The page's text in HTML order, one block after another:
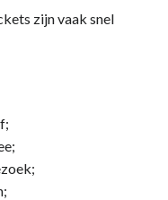
zijn vaak snel